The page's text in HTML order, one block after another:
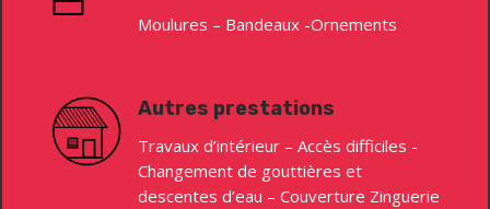
Moulures – Bandeaux -Ornements
Autres prestations
Travaux d’intérieur – Accès difficiles -
Changement de gouttières et
descentes d’eau – Couverture Zinguerie